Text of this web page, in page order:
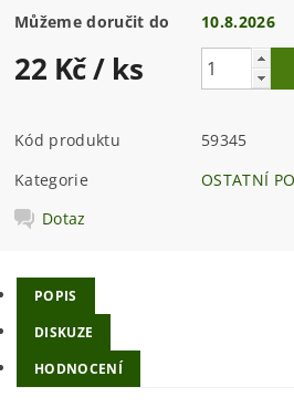
Můžeme doručit do 10.8.2026
22 Kč/ ks
Kód produktu
59345
Kategorie
OSTATNÍ
Dotaz
POPIS
DISKUZE
HODNOCENÍ